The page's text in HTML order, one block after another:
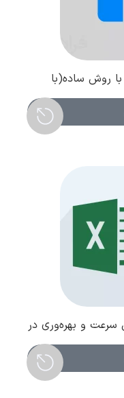
روش ساده(با
سرعت و بهره‌وری در